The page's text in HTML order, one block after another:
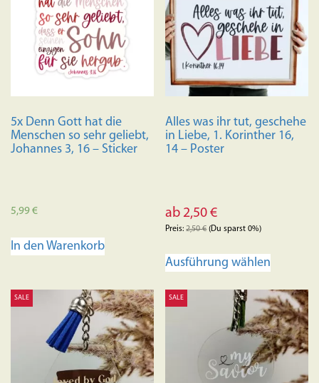
5x Denn Gott hat die
Menschen so sehr geliebt,
Johannes 3, 16 – Sticker
5,99€
In den Warenkorb
Alles was ihr tut, geschehe
in Liebe, 1. Korinther 16,
14 – Poster
ab 2,50€
Preis:2,50€(Du sparst 0%)
Ausführung wählen
mehrere
auf.
Die
SALE SALE